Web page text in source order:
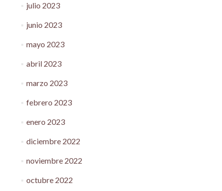
julio 2023
junio 2023
mayo 2023
abril 2023
marzo 2023
febrero 2023
enero 2023
diciembre 2022
noviembre 2022
octubre 2022